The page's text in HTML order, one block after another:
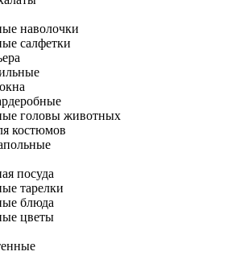
наволочки
салфетки
головы животных
костюмов
посуда
тарелки
блюда
цветы